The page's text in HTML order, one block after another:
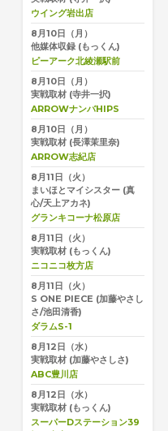
ウイング岩出店
8月10日（月）
他媒体収録 (もっくん)
ピーアーク北綾瀬駅前
8月10日（月）
実戦取材 (寺井一択)
ARROWナンバHIPS
8月10日（月）
実戦取材 (長澤茉里奈)
ARROW志紀店
8月11日（火）
まいほとマイシスター (真
心/天上アカネ)
グランキコーナ松原店
8月11日（火）
実戦取材 (もっくん)
ニコニコ枚方店
8月11日（火）
S ONE PIECE (加藤やさし
さ/池田清香)
ダラムS-1
8月12日（水）
実戦取材 (加藤やさしさ)
ABC豊川店
8月12日（水）
実戦取材 (もっくん)
スーパーDステーション39